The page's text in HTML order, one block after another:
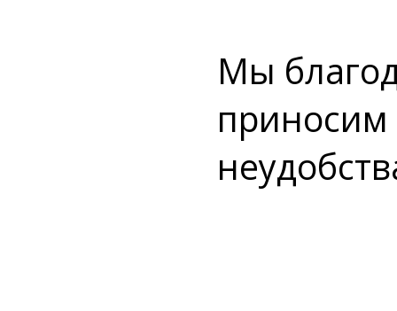
Мы